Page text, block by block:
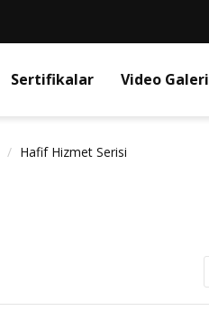
Sertifikalar Video Galeri
Hafif Hizmet Serisi